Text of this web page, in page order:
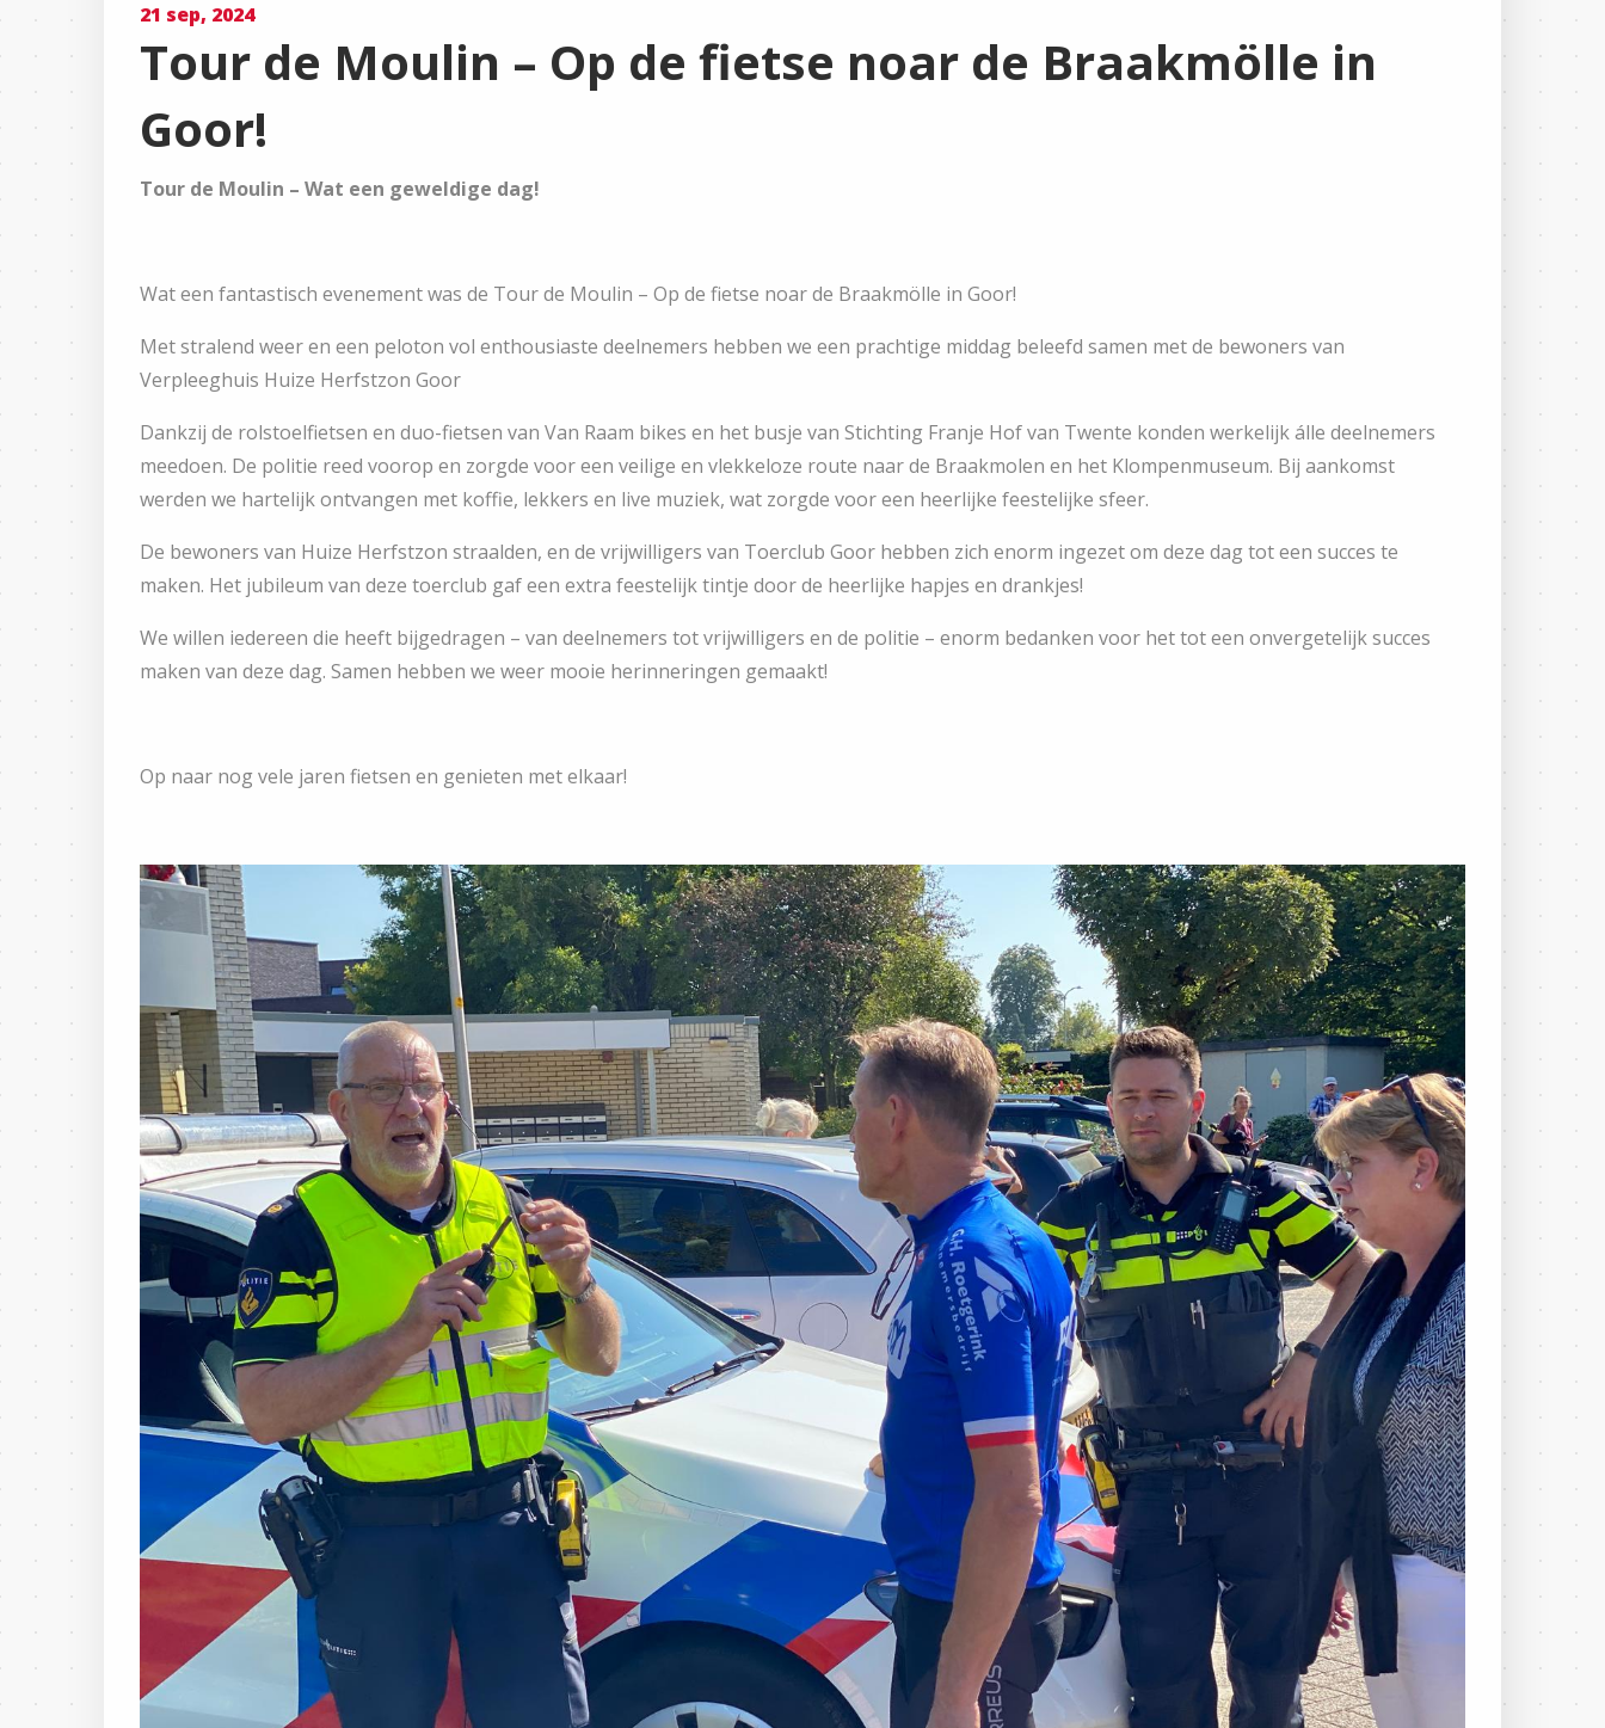
21 sep, 2024
Tour de Moulin – Op de fietse noar de Braakmölle in
Goor!
Tour de Moulin – Wat een geweldige dag!
Wat een fantastisch evenement was de Tour de Moulin – Op de fietse noar de Braakmölle in Goor!
Met stralend weer en een peloton vol enthousiaste deelnemers hebben we een prachtige middag beleefd samen met de bewoners van
Verpleeghuis Huize Herfstzon Goor
Dankzij de rolstoelfietsen en duo-fietsen van Van Raam bikes en het busje van Stichting Franje Hof van Twente konden werkelijk álle deelnemers
meedoen. De politie reed voorop en zorgde voor een veilige en vlekkeloze route naar de Braakmolen en het Klompenmuseum. Bij aankomst
werden we hartelijk ontvangen met koffie, lekkers en live muziek, wat zorgde voor een heerlijke feestelijke sfeer.
De bewoners van Huize Herfstzon straalden, en de vrijwilligers van Toerclub Goor hebben zich enorm ingezet om deze dag tot een succes te
maken. Het jubileum van deze toerclub gaf een extra feestelijk tintje door de heerlijke hapjes en drankjes!
We willen iedereen die heeft bijgedragen – van deelnemers tot vrijwilligers en de politie – enorm bedanken voor het tot een onvergetelijk succes
maken van deze dag. Samen hebben we weer mooie herinneringen gemaakt!
Op naar nog vele jaren fietsen en genieten met elkaar!